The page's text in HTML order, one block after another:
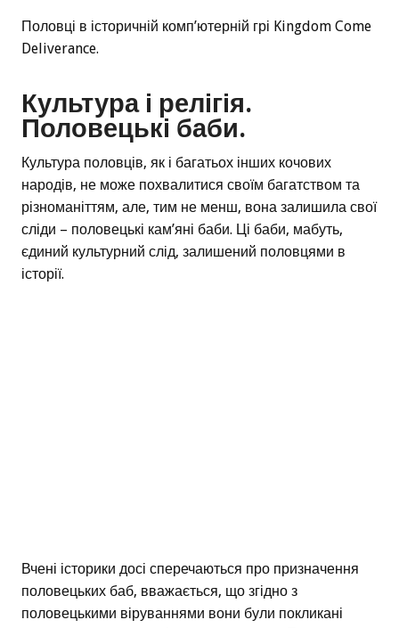
Половці в історичній комп’ютерній грі Kingdom Come
Deliverance.
Культура і релігія.
Половецькі баби.
Культура половців, як і багатьох інших кочових
народів, не може похвалитися своїм багатством та
різноманіттям, але, тим не менш, вона залишила свої
сліди – половецькі кам’яні баби. Ці баби, мабуть,
єдиний культурний слід, залишений половцями в
історії.
Вчені історики досі сперечаються про призначення
половецьких баб, вважається, що згідно з
половецькими віруваннями вони були покликані